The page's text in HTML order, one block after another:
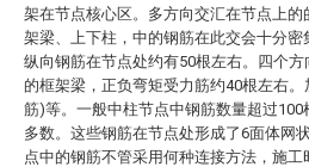
架在节点核心区。多方向交汇在节点上的
架梁、上下柱，中的钢筋在此交会十分密
纵向钢筋在节点处约有50根左右。四个
的框架梁，正负弯矩受力筋约40根左右。
筋)等。一般中柱节点中钢筋数量超过100
多数。这些钢筋在节点处形成了6面体网
点中的钢筋不管采用何种连接方法，施工